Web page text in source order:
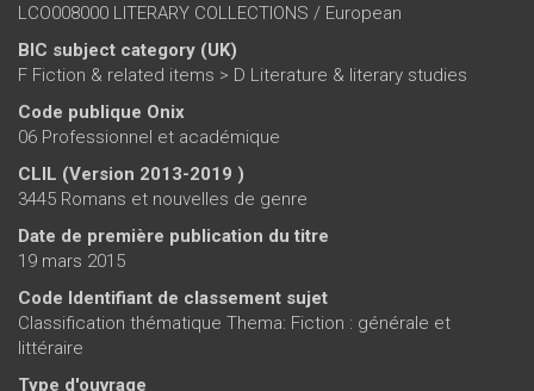
LCO008000 LITERARY COLLECTIONS / European
BIC subject category (UK)
F Fiction & related items > D Literature & literary studies
Code publique Onix
06 Professionnel et académique
CLIL (Version 2013-2019 )
3445 Romans et nouvelles de genre
Date de première publication du titre
19 mars 2015
Code Identifiant de classement sujet
Classification thématique Thema: Fiction : générale et
littéraire
Type d'ouvrage